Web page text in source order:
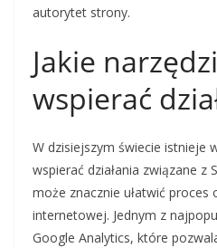
autorytet strony.
Jakie
wspierać
W dzisiejszym świecie istnieje
wspierać działania związane z
może znacznie ułatwić
internetowej. Jednym z
Google Analytics, które